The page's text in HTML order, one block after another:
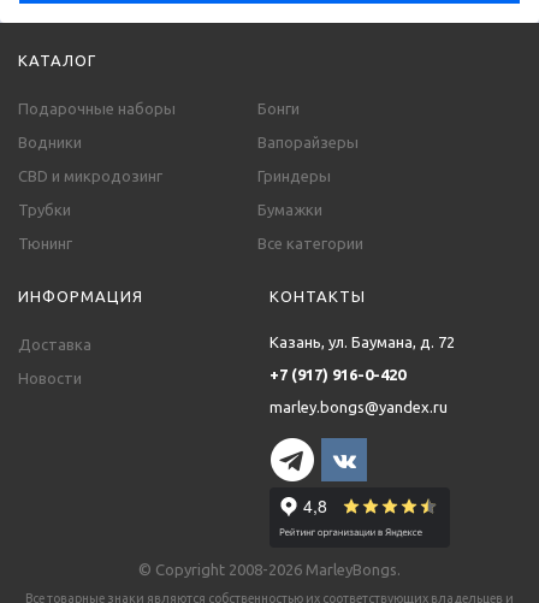
КАТАЛОГ
Подарочные наборы
Бонги
Водники
Вапорайзеры
CBD и микродозинг
Гриндеры
Трубки
Бумажки
Тюнинг
Все категории
ИНФОРМАЦИЯ
Доставка
Новости
КОНТАКТЫ
Казань, ул. Баумана, д. 72
+7 (917) 916-0-420
marley.bongs@yandex.ru
© Copyright 2008-2026 MarleyBongs.
Все товарные знаки являются собственностью их соответствующих владельцев и